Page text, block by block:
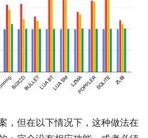
，但在以下情况下，这种做法在